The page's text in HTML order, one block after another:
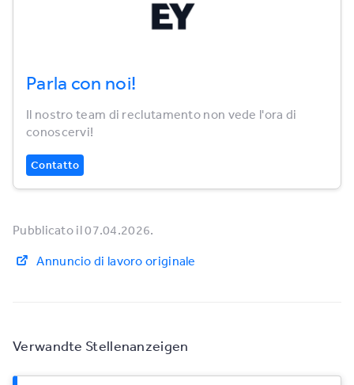
Verwandte Stellenanzeigen
Parla con noi!
Il nostro team di reclutamento non vede l'ora di
conoscervi!
Contatto
Pubblicato il 07.04.2026.
Annuncio di lavoro originale